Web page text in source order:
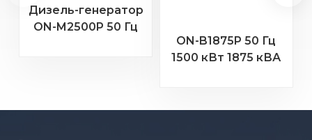
Дизель-генератор
ON-M2500P 50 Гц
ON-B1875P 50 Гц
1500 кВт 1875 кВА
Дизельный